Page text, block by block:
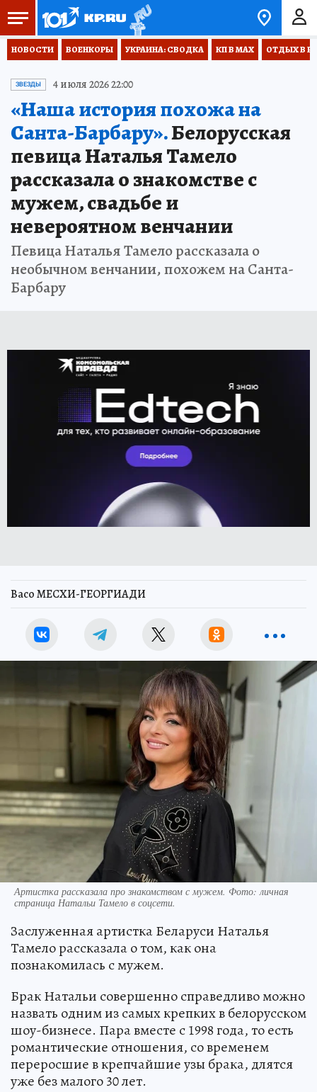
НОВОСТИ ВОЕНКОРЫ УКРАИНА: СВОДКА КП В МАХ ОТДЫХ В
ЗВЕЗДЫ 4 июля 2026 22:00
«Наша история похожа на
Санта-Барбару».Белорусская
певица Наталья Тамело
рассказала о знакомстве с
мужем, свадьбе и
невероятном венчании
Певица Наталья Тамело рассказала о
необычном венчании, похожем на Санта-
Барбару
Васо МЕСХИ-ГЕОРГИАДИ
Артистка рассказала про знакомством с мужем. Фото: личная
страница Натальи Тамело в соцсети.
Заслуженная артистка Беларуси Наталья
Тамело рассказала о том, как она
познакомилась с мужем.
Брак Натальи совершенно справедливо можно
назвать одним из самых крепких в белорусском
шоу-бизнесе. Пара вместе с 1998 года, то есть
романтические отношения, со временем
переросшие в крепчайшие узы брака, длятся
уже без малого 30 лет.